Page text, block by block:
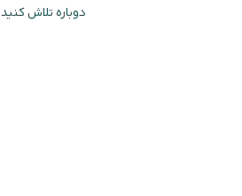
دوباره تلاش کنید